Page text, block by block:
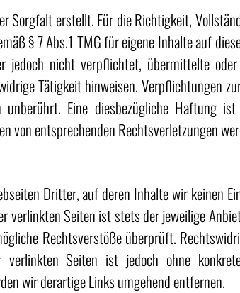
Sorgfalt erstellt. Für die Richtigkeit,
§ 7 Abs.1 TMG für eigene Inhalte auf
nicht verpflichtet, übermittelte
Tätigkeit hinweisen. Verpflichtungen
unberührt. Eine diesbezügliche Haftung
von entsprechenden Rechtsverletzungen
Dritter, auf deren Inhalte wir keinen
verlinkten Seiten ist stets der jeweilige
Rechtsverstöße überprüft.
verlinkten Seiten ist jedoch ohne
wir derartige Links umgehend entfernen.